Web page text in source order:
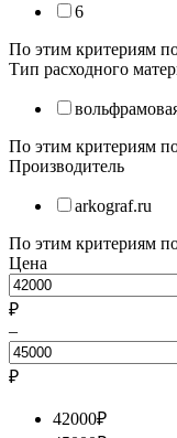
6
По этим критериям
Тип расходного
По этим критериям
Производитель
arkograf.ru
По этим критериям
Цена
₽
–
₽
42000₽